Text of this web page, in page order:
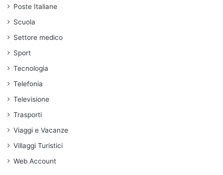
Poste Italiane
Scuola
Settore medico
Sport
Tecnologia
Telefonia
Televisione
Trasporti
Viaggi e Vacanze
Villaggi Turistici
Web Account